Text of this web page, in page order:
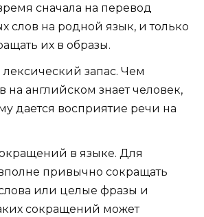
сначала на перевод
слов на родной язык, и только
их в образы.
запас. Чем
на английском знает человек,
дается восприятие речи на
в языке. Для
привычно сокращать
или целые фразы и
сокращений может